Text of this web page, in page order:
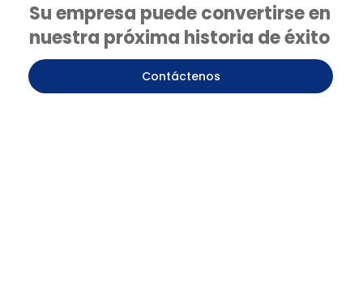
Su empresa puede convertirse en
nuestra próxima historia de éxito
Contáctenos